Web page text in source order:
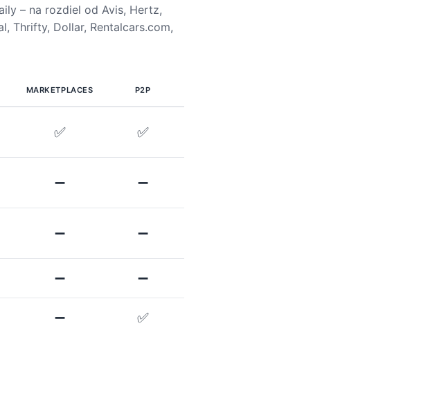
– na rozdiel od Avis, Hertz,
Thrifty, Dollar, Rentalcars.com,
MARKETPLACES P2P
✅ ✅
➖ ➖
➖ ➖
➖ ➖
➖ ✅